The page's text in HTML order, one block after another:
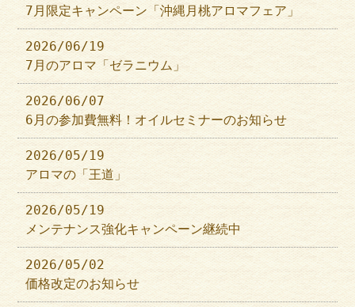
7月限定キャンペーン「沖縄月桃アロマフェア」
2026/06/19
7月のアロマ「ゼラニウム」
2026/06/07
6月の参加費無料！オイルセミナーのお知らせ
2026/05/19
アロマの「王道」
2026/05/19
メンテナンス強化キャンペーン継続中
2026/05/02
価格改定のお知らせ